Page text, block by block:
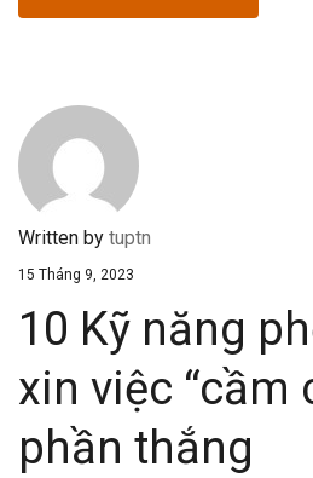
Written by tuptn
15 Tháng 9, 2023
10 Kỹ năng
xin việc “cầm
phần thắng